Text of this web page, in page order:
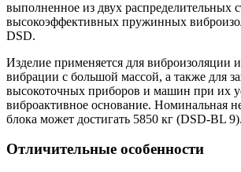
выполненное из двух распределительных
высокоэффективных пружинных
DSD.
Изделие применяется для виброизоляции
вибрации с большой массой, а также для
высокоточных приборов и машин при их
виброактивное основание. Номинальная
блока может достигать 5850 кг (DSD-BL 9).
Отличительные особенности